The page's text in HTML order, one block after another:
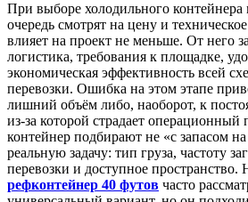
При выборе холодильного
очередь смотрят на цену и
влияет на проект не меньше. От него
логистика, требования к площадке,
экономическая эффективность всей
перевозки. Ошибка на этом этапе
лишний объём либо, наоборот, к
из-за которой страдает операционный
контейнер подбирают не «с запасом
реальную задачу: тип груза, частоту
перевозки и доступное пространство.
рефконтейнер 40 футов часто